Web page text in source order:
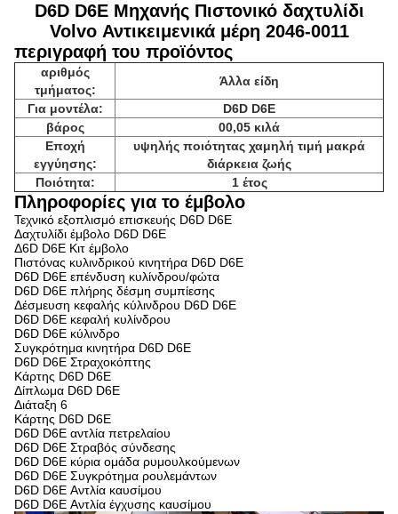
D6D D6E Μηχανής Πιστονικό δαχτυλίδι
Volvo Αντικειμενικά μέρη 2046-0011
περιγραφή του προϊόντος
αριθμός
τμήματος:
Άλλα είδη
Για μοντέλα:
D6D D6E
βάρος
00,05 κιλά
Εποχή
εγγύησης:
υψηλής ποιότητας χαμηλή τιμή μακρά
διάρκεια ζωής
Ποιότητα:
1 έτος
Πληροφορίες για το έμβολο
Τεχνικό εξοπλισμό επισκευής D6D D6E
Δαχτυλίδι έμβολο D6D D6E
Δ6D D6E Κιτ έμβολο
Πιστόνας κυλινδρικού κινητήρα D6D D6E
D6D D6E επένδυση κυλίνδρου/φώτα
D6D D6E πλήρης δέσμη συμπίεσης
Δέσμευση κεφαλής κύλινδρου D6D D6E
D6D D6E κεφαλή κυλίνδρου
D6D D6E κύλινδρο
Συγκρότημα κινητήρα D6D D6E
D6D D6E Στραχοκόπτης
Κάρτης D6D D6E
Δίπλωμα D6D D6E
Διάταξη 6
Κάρτης D6D D6E
D6D D6E αντλία πετρελαίου
D6D D6E Στραβός σύνδεσης
D6D D6E κύρια ομάδα ρυμουλκούμενων
D6D D6E Συγκρότημα ρουλεμάντων
D6D D6E Αντλία καυσίμου
D6D D6E Αντλία έγχυσης καυσίμου